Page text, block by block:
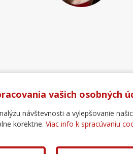
Ochrana osobných
s.r.o.
vašich osobných
návštevnosti a vylepšovanie
korektne. Viac info k spracúvaniu